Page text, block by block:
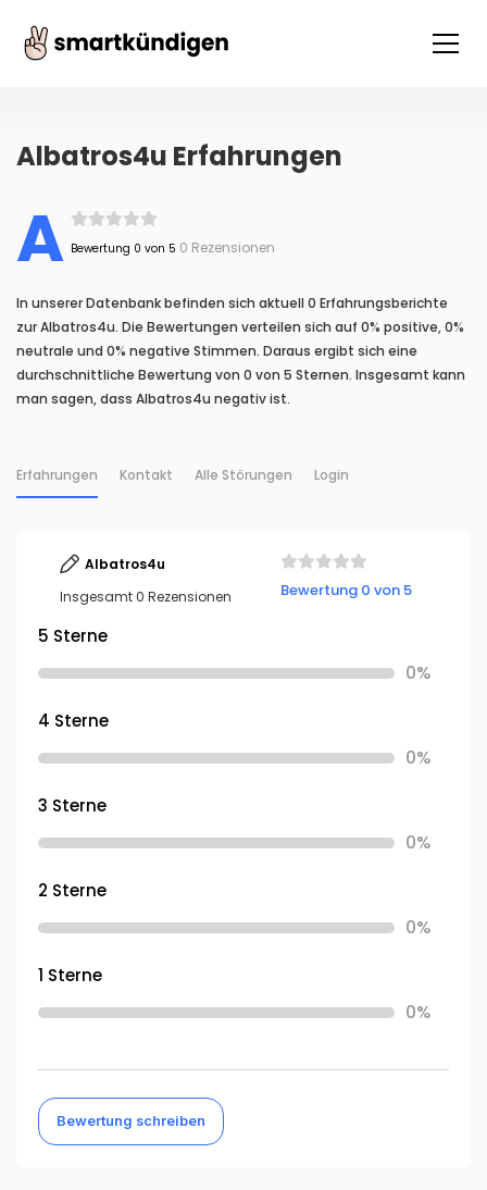
Albatros4u Erfahrungen
A Bewertung 0 von 5 0 Rezensionen
In unserer Datenbank befinden sich aktuell 0 Erfahrungsberichte
zur Albatros4u. Die Bewertungen verteilen sich auf 0% positive, 0%
neutrale und 0% negative Stimmen. Daraus ergibt sich eine
durchschnittliche Bewertung von 0 von 5 Sternen. Insgesamt kann
man sagen, dass Albatros4u negativ ist.
Erfahrungen Kontakt Alle Störungen Login
Albatros4u
Insgesamt 0 Rezensionen
Bewertung 0 von 5
5 Sterne
0%
4 Sterne
0%
3 Sterne
0%
2 Sterne
0%
1 Sterne
0%
Bewertung schreiben